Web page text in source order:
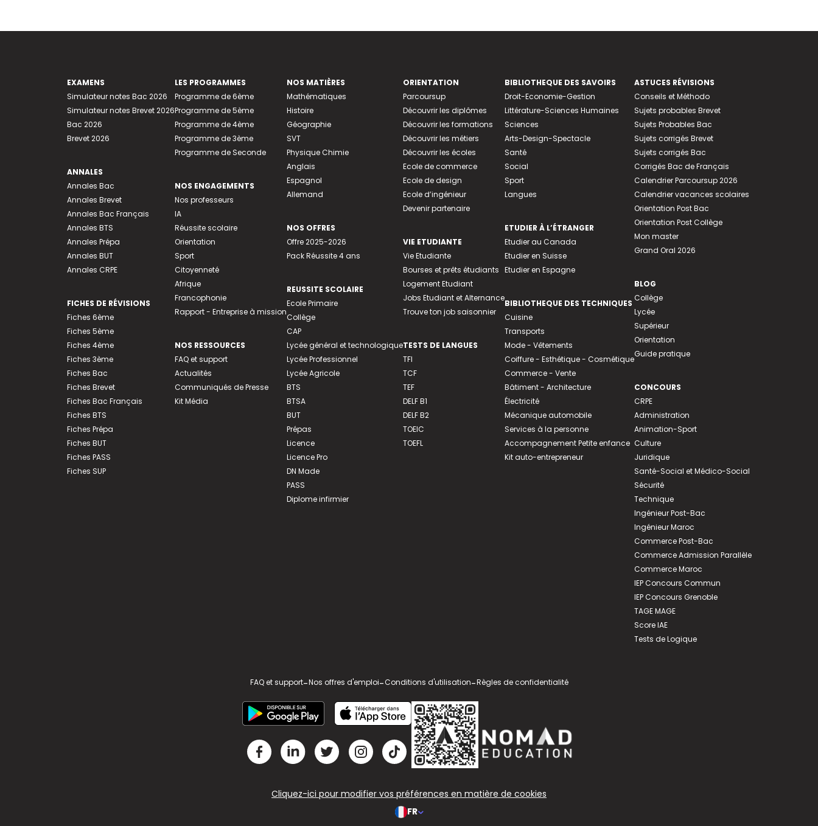
EXAMENS
Simulateur notes Bac 2026
Simulateur notes Brevet 2026
Bac 2026
Brevet 2026
ANNALES
Annales Bac
Annales Brevet
Annales Bac Français
Annales BTS
Annales Prépa
Annales BUT
Annales CRPE
FICHES DE RÉVISIONS
Fiches 6ème
Fiches 5ème
Fiches 4ème
Fiches 3ème
Fiches Bac
Fiches Brevet
Fiches Bac Français
Fiches BTS
Fiches Prépa
Fiches BUT
Fiches PASS
Fiches SUP
LES PROGRAMMES
Programme de 6ème
Programme de 5ème
Programme de 4ème
Programme de 3ème
Programme de Seconde
NOS ENGAGEMENTS
Nos professeurs
IA
Réussite scolaire
Orientation
Sport
Citoyenneté
Afrique
Francophonie
Rapport - Entreprise à mission
NOS RESSOURCES
FAQ et support
Actualités
Communiqués de Presse
Kit Média
NOS MATIÈRES
Mathématiques
Histoire
Géographie
SVT
Physique Chimie
Anglais
Espagnol
Allemand
NOS OFFRES
Offre 2025-2026
Pack Réussite 4 ans
REUSSITE SCOLAIRE
Ecole Primaire
Collège
CAP
Lycée général et technologique
Lycée Professionnel
Lycée Agricole
BTS
BTSA
BUT
Prépas
Licence
Licence Pro
DN Made
PASS
Diplome infirmier
ORIENTATION
Parcoursup
Découvrir les diplômes
Découvrir les formations
Découvrir les métiers
Découvrir les écoles
Ecole de commerce
Ecole de design
Ecole d’ingénieur
Devenir partenaire
VIE ETUDIANTE
Vie Etudiante
Bourses et prêts étudiants
Logement Etudiant
Jobs Etudiant et Alternance
Trouve ton job saisonnier
TESTS DE LANGUES
TFI
TCF
TEF
DELF B1
DELF B2
TOEIC
TOEFL
BIBLIOTHEQUE DES SAVOIRS
Droit-Economie-Gestion
Littérature-Sciences Humaines
Sciences
Arts-Design-Spectacle
Santé
Social
Sport
Langues
ETUDIER À L’ÉTRANGER
Etudier au Canada
Etudier en Suisse
Etudier en Espagne
BIBLIOTHEQUE DES TECHNIQUES
Cuisine
Transports
Mode - Vêtements
Coiffure - Esthétique - Cosmétique
Commerce - Vente
Bâtiment - Architecture
Électricité
Mécanique automobile
Services à la personne
Accompagnement Petite enfance
Kit auto-entrepreneur
ASTUCES RÉVISIONS
Conseils et Méthodo
Sujets probables Brevet
Sujets Probables Bac
Sujets corrigés Brevet
Sujets corrigés Bac
Corrigés Bac de Français
Calendrier Parcoursup 2026
Calendrier vacances scolaires
Orientation Post Bac
Orientation Post Collège
Mon master
Grand Oral 2026
BLOG
Collège
Lycée
Supérieur
Orientation
Guide pratique
CONCOURS
CRPE
Administration
Animation-Sport
Culture
Juridique
Santé-Social et Médico-Social
Sécurité
Technique
Ingénieur Post-Bac
Ingénieur Maroc
Commerce Post-Bac
Commerce Admission Parallèle
Commerce Maroc
IEP Concours Commun
IEP Concours Grenoble
TAGE MAGE
Score IAE
Tests de Logique
FAQ et support-Nos offres d'emploi-Conditions d'utilisation-Règles de confidentialité
Cliquez-ici pour modifier vos préférences en matière de cookies
FR